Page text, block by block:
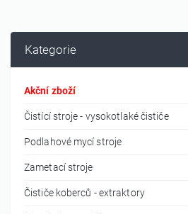
Kategorie
Akční zboží
Čistící stroje - vysokotlaké čističe
Podlahové mycí stroje
Zametací stroje
Čističe koberců - extraktory